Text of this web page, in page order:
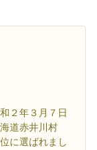
２年３月７日
海道赤井川村
に選ばれまし